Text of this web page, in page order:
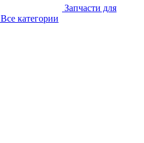
Запчасти для
Все категории